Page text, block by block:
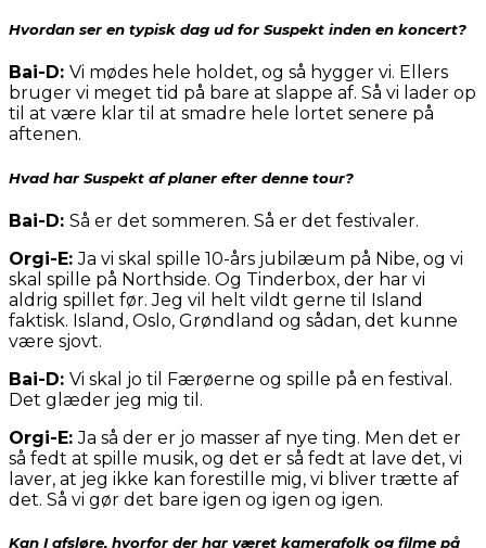
Hvordan ser en typisk dag ud for Suspekt inden en koncert?
Bai-D: Vi mødes hele holdet, og så hygger vi. Ellers
bruger vi meget tid på bare at slappe af. Så vi lader op
til at være klar til at smadre hele lortet senere på
aftenen.
Hvad har Suspekt af planer efter denne tour?
Bai-D: Så er det sommeren. Så er det festivaler.
Orgi-E:Ja vi skal spille 10-års jubilæum på Nibe, og vi
skal spille på Northside. Og Tinderbox, der har vi
aldrig spillet før. Jeg vil helt vildt gerne til Island
faktisk. Island, Oslo, Grøndland og sådan, det kunne
være sjovt.
Bai-D: Vi skal jo til Færøerne og spille på en festival.
Det glæder jeg mig til.
Orgi-E:Ja så der er jo masser af nye ting. Men det er
så fedt at spille musik, og det er så fedt at lave det, vi
laver, at jeg ikke kan forestille mig, vi bliver trætte af
det. Så vi gør det bare igen og igen og igen.
Kan I afsløre, hvorfor der har været kamerafolk og filme på